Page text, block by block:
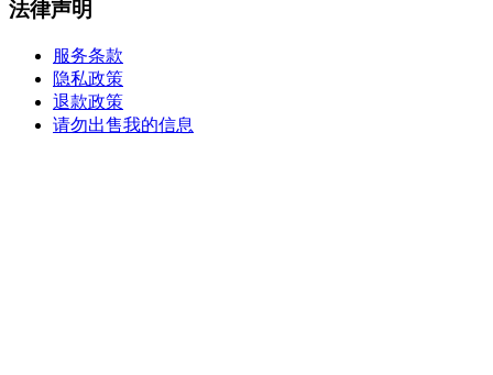
法律声明
服务条款
隐私政策
退款政策
请勿出售我的信息